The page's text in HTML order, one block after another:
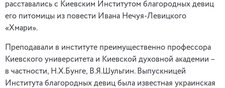
расставались с Киевским Институтом благородных девиц
его питомицы из повести Ивана Нечуя-Левицкого
«Хмари».
Преподавали в институте преимущественно профессора
Киевского университета и Киевской духовной академии –
в частности, Н.Х.Бунге, В.Я.Шульгин. Выпускницей
Института благородных девиц была известная украинская